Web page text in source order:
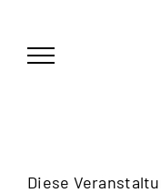
springen
Diese